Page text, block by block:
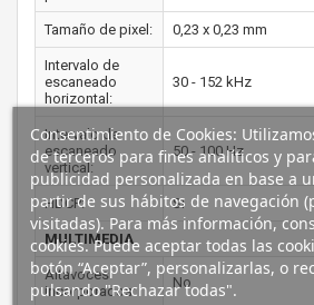
Tamaño de pixel: 0,23 x 0,23 mm
Intervalo de
escaneado
horizontal:
30 - 152 kHz
Intervalo de
escaneado
vertical:
50 - 100 Hz
HDCP: Si
MULTIMEDIA
Altavoces
incorporados:
No
Consentimiento de Cookies:
de terceros para fines analíticos y
publicidad personalizada en base a
partir de sus hábitos de navegación
visitadas). Para más información,
cookies. Puede aceptar todas las
botón “Aceptar”, personalizarlas, o
pulsando "Rechazar todas".